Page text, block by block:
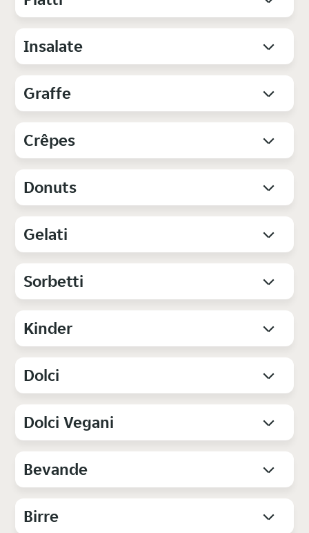
Insalate
Graffe
Crêpes
Donuts
Gelati
Sorbetti
Kinder
Dolci
Dolci Vegani
Bevande
Birre